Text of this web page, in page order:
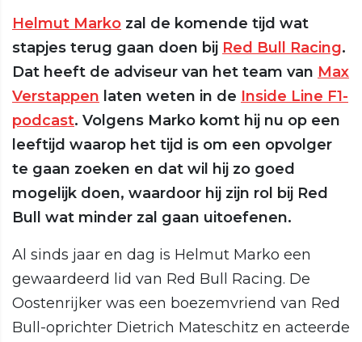
Helmut Marko zal de komende tijd wat
stapjes terug gaan doen bij Red Bull Racing.
Dat heeft de adviseur van het team van Max
Verstappen laten weten in de Inside Line F1-
podcast. Volgens Marko komt hij nu op een
leeftijd waarop het tijd is om een opvolger
te gaan zoeken en dat wil hij zo goed
mogelijk doen, waardoor hij zijn rol bij Red
Bull wat minder zal gaan uitoefenen.
Al sinds jaar en dag is Helmut Marko een
gewaardeerd lid van Red Bull Racing. De
Oostenrijker was een boezemvriend van Red
Bull-oprichter Dietrich Mateschitz en acteerde